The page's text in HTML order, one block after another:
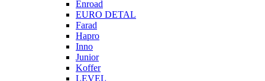
Enroad
EURO DETAL
Farad
Hapro
Inno
Junior
Koffer
LEVEL